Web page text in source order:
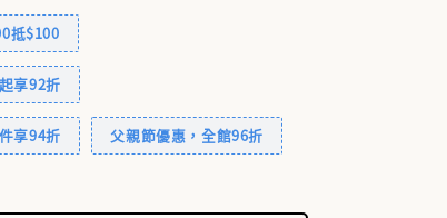
抵$100
享92折
享94折 父親節優惠，全館96折